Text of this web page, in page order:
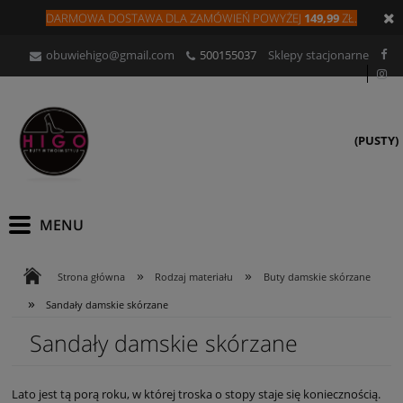
DARMOWA DOSTAWA DLAZAMÓWIEŃ POWYŻEJ 149,99ZŁ.
obuwiehigo@gmail.com 500155037 Sklepy stacjonarne
(PUSTY)
Strona główna » Rodzaj materiału » Buty damskie skórzane
» Sandały damskie skórzane
Sandały damskie skórzane
Lato jest tą porą roku, w której troska o stopy staje się koniecznością.